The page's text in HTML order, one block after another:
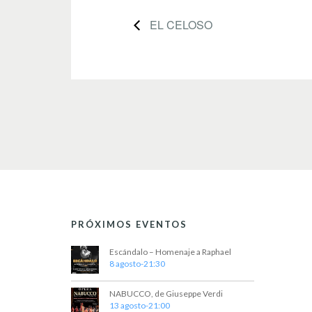
EL CELOSO
PRÓXIMOS EVENTOS
Escándalo – Homenaje a Raphael
8 agosto-21:30
NABUCCO, de Giuseppe Verdi
13 agosto-21:00